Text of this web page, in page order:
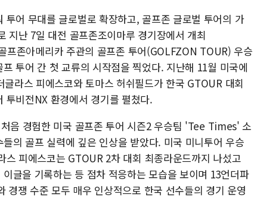
어 무대를 글로벌로 확장하고, 골프존 글로벌 투어의 가
지난 7일 대전 골프존조이마루 경기장에서 개최
존아메리카 주관의 골프존 투어(GOLFZON TOUR) 우승
투어 간 첫 교류의 시작점을 찍었다. 지난해 11월 미국에
라스 피에스코와 토마스 허쉬필드가 한국 GTOUR 대회
투비전NX 환경에서 경기를 펼쳤다.
음 경험한 미국 골프존 투어 시즌2 우승팀 'Tee Times' 소
의 골프 실력에 깊은 인상을 받았다. 미국 미니투어 우승
피에스코는 GTOUR 2차 대회 최종라운드까지 나섰고
글을 기록하는 등 점차 적응하는 모습을 보이며 13언더파
쟁 수준 모두 매우 인상적으로 한국 선수들의 경기 운영